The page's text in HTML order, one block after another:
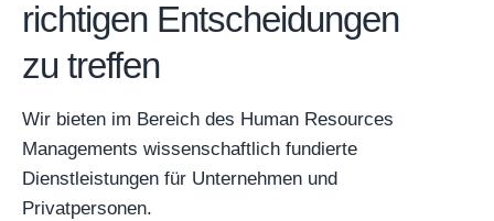
richtigen Entscheidungen
zu treffen
Wir bieten im Bereich des Human Resources
Managements wissenschaftlich fundierte
Dienstleistungen für Unternehmen und
Privatpersonen.